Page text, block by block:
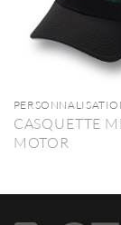
CASQUETTE
MOTOR